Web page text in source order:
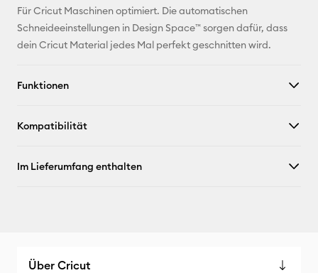
Für Cricut Maschinen optimiert. Die automatischen
Schneideeinstellungen in Design Space™ sorgen dafür, dass
dein Cricut Material jedes Mal perfekt geschnitten wird.
Funktionen
Kompatibilität
Im Lieferumfang enthalten
Über Cricut